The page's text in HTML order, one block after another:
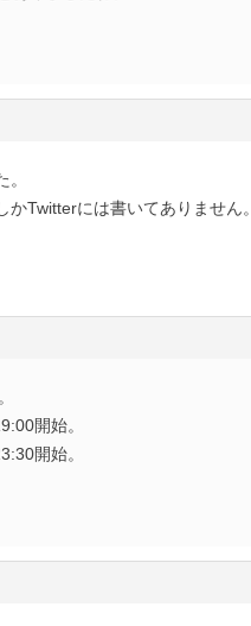
Twitterには書いてありません。
開始。
開始。